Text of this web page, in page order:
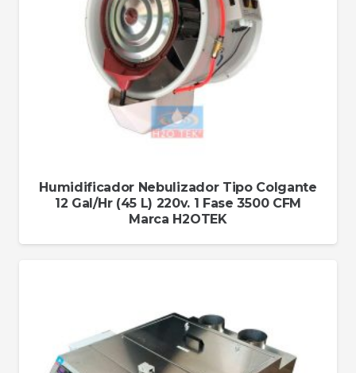
Humidificador Nebulizador Tipo Colgante
12 Gal/Hr (45 L) 220v. 1 Fase 3500 CFM
Marca H2OTEK